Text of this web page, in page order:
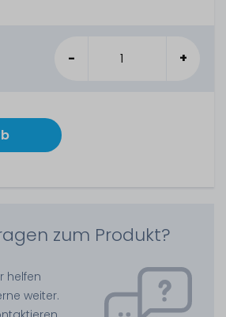
- +
zum Produkt?
helfen
weiter.